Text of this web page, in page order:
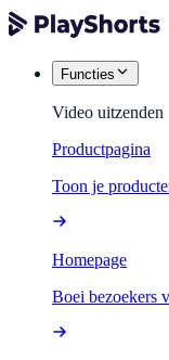
Functies
Video uitzenden
Productpagina
Toon je
Homepage
Boei bezoekers